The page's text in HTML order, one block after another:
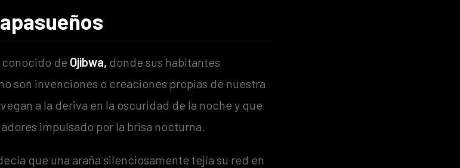
conocido de Ojibwa, donde sus habitantes
son invenciones o creaciones propias de nuestra
a la deriva en la oscuridad de la noche y que
impulsado por la brisa nocturna.
que una araña silenciosamente tejía su red en